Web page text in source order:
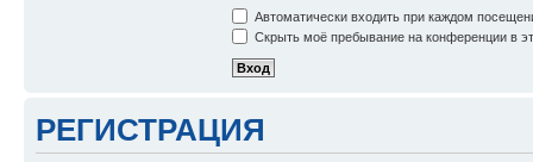
Автоматически входить при каждом
Скрыть моё пребывание на конференции в
РЕГИСТРАЦИЯ